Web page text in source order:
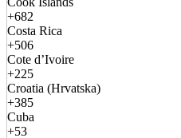
+682
Costa Rica
+506
Cote d’Ivoire
+225
Croatia (Hrvatska)
+385
Cuba
+53